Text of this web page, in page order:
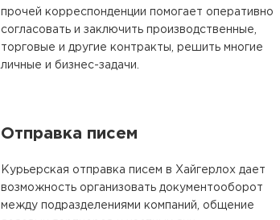
прочей корреспонденции помогает оперативно
согласовать и заключить производственные,
торговые и другие контракты, решить многие
личные и бизнес-задачи.
Отправка писем
Курьерская отправка писем в Хайгерлох дает
возможность организовать документооборот
между подразделениями компаний, общение